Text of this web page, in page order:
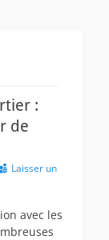
:
de
Laisser un
avec les